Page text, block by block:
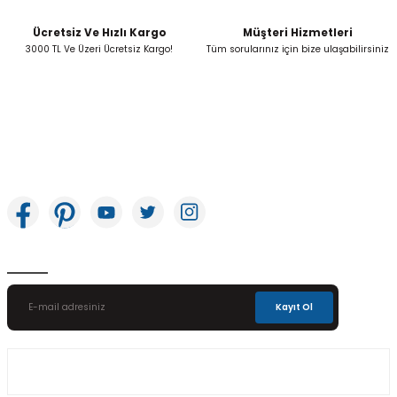
Gönder
Ücretsiz Ve Hızlı Kargo
3000 TL Ve Üzeri Ücretsiz Kargo!
Müşteri Hizmetleri
Tüm sorularınız için bize ulaşabilirsiniz
Kayıt Ol